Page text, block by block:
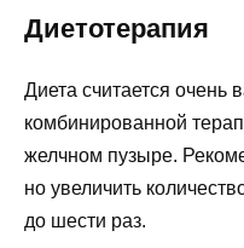
Диетотерапия
Диета считается очень
комбинированной
желчном пузыре.
но увеличить
до шести раз.